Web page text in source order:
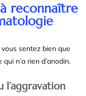
à reconnaître
sentez bien que
n’a rien d’anodin.
l’aggravation